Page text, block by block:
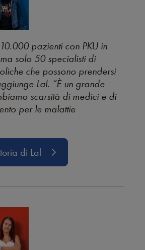
pazienti con PKU in
solo 50 specialisti di
che possono prendersi
Lal. “È un grande
scarsità di medici e di
per le malattie
di Lal